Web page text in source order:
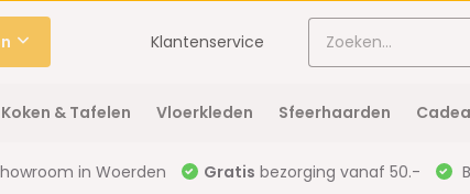
Klantenservice
Koken & Tafelen Vloerkleden Sfeerhaarden
in Woerden Gratis bezorging vanaf 50.-